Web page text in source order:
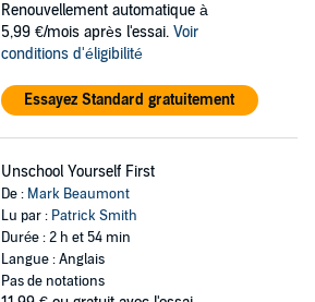
Renouvellement automatique à
5,99 €/mois après l'essai. Voir
conditions d'éligibilité
Essayez Standard gratuitement
Unschool Yourself First
De : Mark Beaumont
Lu par : Patrick Smith
Durée : 2 h et 54 min
Langue : Anglais
Pas de notations